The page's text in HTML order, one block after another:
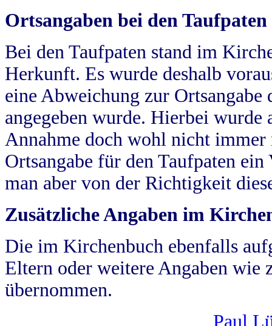
Ortsangaben bei den Taufpaten
Bei den Taufpaten stand im
Herkunft. Es wurde deshalb
eine Abweichung zur
angegeben wurde. Hierbei wurde
Annahme doch wohl nicht
Ortsangabe für den Taufpaten
man aber von der Richtigkeit
Zusätzliche Angaben im
Die im Kirchenbuch ebenfalls
Eltern oder weitere Angaben wie
übernommen.
Paul